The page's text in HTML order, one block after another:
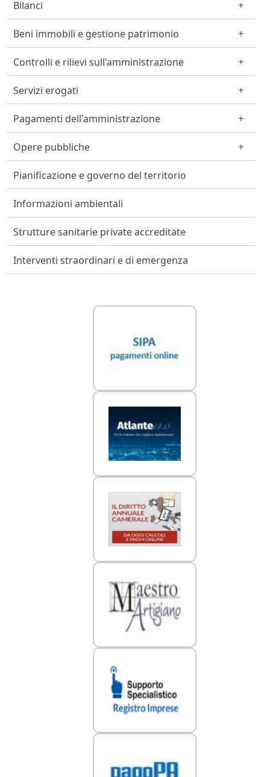
Bilanci
Beni immobili e gestione patrimonio
Controlli e rilievi sull'amministrazione
Servizi erogati
Pagamenti dell'amministrazione
Opere pubbliche
Pianificazione e governo del territorio
Informazioni ambientali
Strutture sanitarie private accreditate
Interventi straordinari e di emergenza